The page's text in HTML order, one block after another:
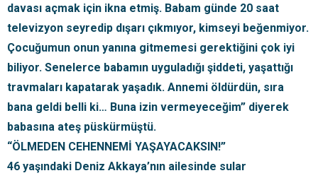
davası açmak için ikna etmiş. Babam günde 20 saat
televizyon seyredip dışarı çıkmıyor, kimseyi beğenmiyor.
Çocuğumun onun yanına gitmemesi gerektiğini çok iyi
biliyor. Senelerce babamın uyguladığı şiddeti, yaşattığı
travmaları kapatarak yaşadık. Annemi öldürdün, sıra
bana geldi belli ki… Buna izin vermeyeceğim” diyerek
babasına ateş püskürmüştü.
“ÖLMEDEN CEHENNEMİ YAŞAYACAKSIN!”
46 yaşındaki Deniz Akkaya’nın ailesinde sular